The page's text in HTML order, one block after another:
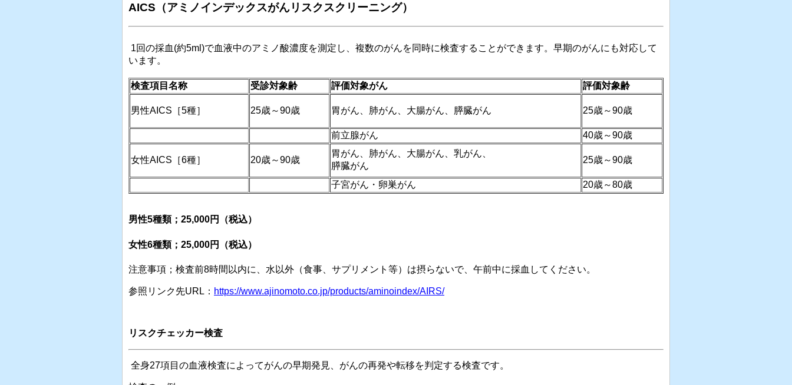
AICS（アミノインデックスがんリスクスクリーニング）
1回の採血 (約5ml)で血液中のアミノ酸濃度を測定し、複数のがんを同時に検査することができます。早期のがんにも対応して
います。
検査項目名称 受診対象齢 評価対象がん 評価対象齢
男性AICS ［5種］ 25歳～90歳 胃がん、肺がん、大腸がん、膵臓がん 25歳～90歳
前立腺がん 40歳～90歳
女性AICS ［6種］ 20歳～90歳
胃がん、肺がん、大腸がん、乳がん、
膵臓がん
25歳～90歳
子宮がん・卵巣がん 20歳～80歳
男性5種類；25,000円（税込）
女性6種類；25,000円（税込）
注意事項；検査前8時間以内に、水以外（食事、サプリメント等）は摂らないで、午前中に採血してください。
参照リンク先URL： https://www.ajinomoto.co.jp/products/aminoindex/AIRS/
リスクチェッカー検査
全身27項目の血液検査によってがんの早期発見、がんの再発や転移を判定する検査です。